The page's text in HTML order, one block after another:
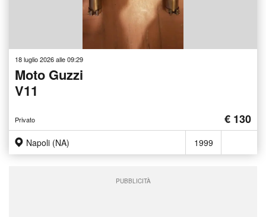
18 luglio 2026 alle 09:29
Moto Guzzi
V11
Privato € 130
Napoli (NA) 1999
PUBBLICITÀ